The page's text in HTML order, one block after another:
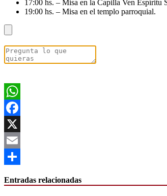
17:00 hs. – Misa en la Capilla Ven Espíritu
19:00 hs. – Misa en el templo parroquial.
WhatsApp
Facebook
X
Email
Entradas relacionadas